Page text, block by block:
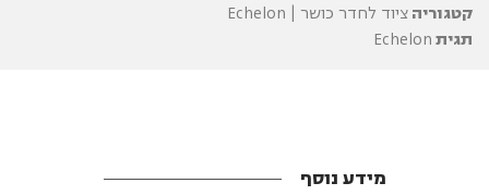
קטגוריהציוד לחדר כושר | Echelon
תגיתEchelon
מידע נוסף